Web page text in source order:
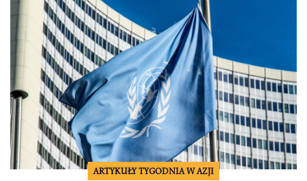
ARTYKUŁY TYGODNIA W AZJI